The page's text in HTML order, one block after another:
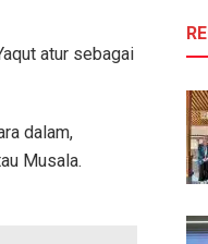
atur sebagai
dalam,
Musala.